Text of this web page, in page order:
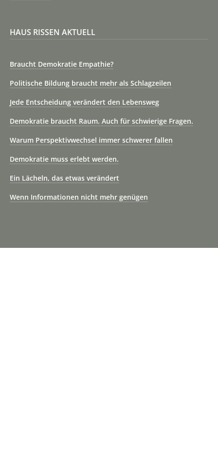
HAUS RISSEN AKTUELL
Braucht Demokratie Empathie?
Politische Bildung braucht mehr als Schlagzeilen
Jede Entscheidung verändert den Lebensweg
Demokratie braucht Raum. Auch für schwierige Fragen.
Warum Perspektivwechsel immer schwerer fallen
Demokratie muss erlebt werden.
Ein Lächeln, das etwas verändert
Wenn Informationen nicht mehr genügen